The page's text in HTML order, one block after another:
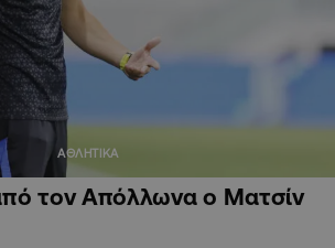
ΑΘΛΗΤΙΚΑ
τον Απόλλωνα ο Ματσίν